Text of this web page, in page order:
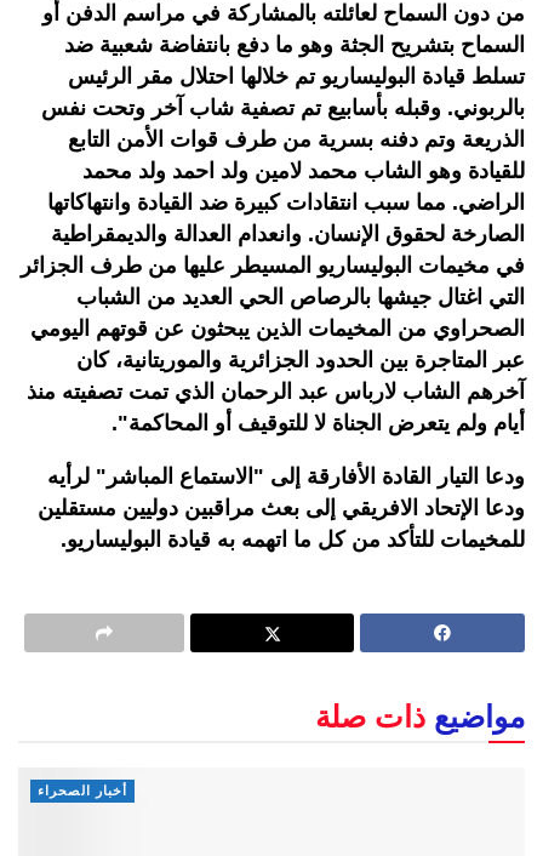
من دون السماح لعائلته بالمشاركة في مراسم الدفن أو
السماح بتشريح الجثة وهو ما دفع بانتفاضة شعبية ضد
تسلط قيادة البوليساريو تم خلالها احتلال مقر الرئيس
بالربوني. وقبله بأسابيع تم تصفية شاب آخر وتحت نفس
الذريعة وتم دفنه بسرية من طرف قوات الأمن التابع
للقيادة وهو الشاب محمد لامين ولد احمد ولد محمد
الراضي. مما سبب انتقادات كبيرة ضد القيادة وانتهاكاتها
الصارخة لحقوق الإنسان. وانعدام العدالة والديمقراطية
في مخيمات البوليساريو المسيطر عليها من طرف الجزائر
التي اغتال جيشها بالرصاص الحي العديد من الشباب
الصحراوي من المخيمات الذين يبحثون عن قوتهم اليومي
عبر المتاجرة بين الحدود الجزائرية والموريتانية، كان
آخرهم الشاب لارباس عبد الرحمان الذي تمت تصفيته منذ
أيام ولم يتعرض الجناة لا للتوقيف أو المحاكمة".
ودعا التيار القادة الأفارقة إلى "الاستماع المباشر" لرأيه
ودعا الإتحاد الافريقي إلى بعث مراقبين دوليين مستقلين
للمخيمات للتأكد من كل ما اتهمه به قيادة البوليساريو.
مواضيع ذات صلة
أخبار الصحراء